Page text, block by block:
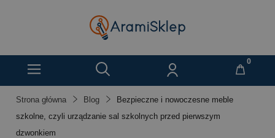
Strona główna Blog
Bezpieczne i nowoczesne meble
szkolne, czyli urządzanie sal szkolnych przed pierwszym
dzwonkiem